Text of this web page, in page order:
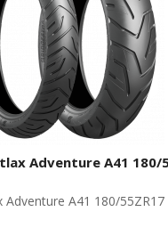
Adventure A41 180/
A41 180/55ZR17